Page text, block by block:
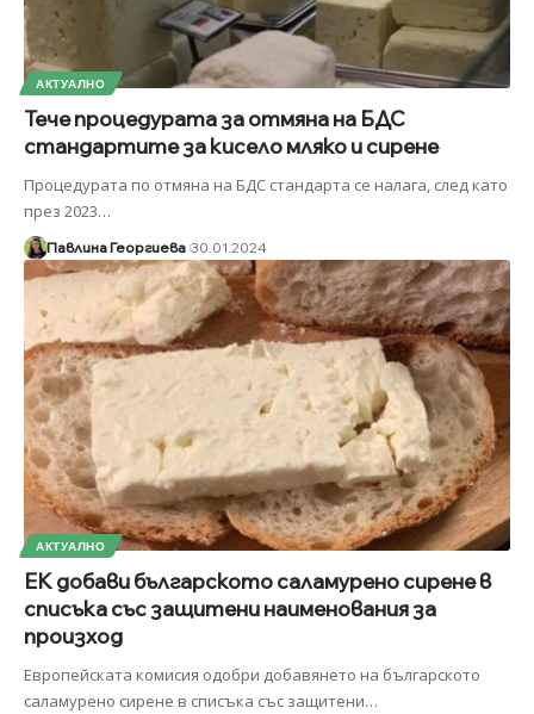
АКТУАЛНО
Тече процедурата за отмяна на БДС
стандартите за кисело мляко и сирене
Процедурата по отмяна на БДС стандарта се налага, след като
през 2023…
Павлина Георгиева 30.01.2024
АКТУАЛНО
ЕК добави българското саламурено сирене в
списъка със защитени наименования за
произход
Европейската комисия одобри добавянето на българското
саламурено сирене в списъка със защитени…